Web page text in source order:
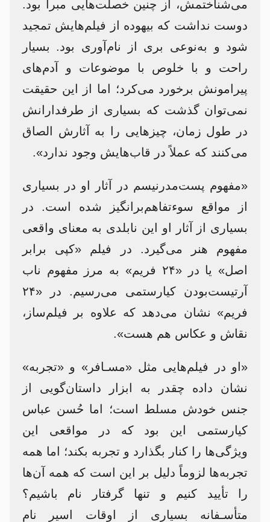
می‌شناختمش، از چنین خصلت‌هایی مبرا بود.
دوست نداشت که بیهوده از فیلم‌هایش تمجید
شود و به‌نوعی بری از نام‌آوری بود. بسیار
راحت و با خلوص با موضوعات و آدم‌های
پیرامونش برخورد می‌کرد؛ اما از این حقیقت
نمی‌توان گذشت که بسیاری از طرفدارانش
در طول زمان، چیزهایی را به آثارش الصاق
می‌کنند که عملاً در قاب‌هایش وجود ندارد».
«مفهوم پست‌مدرنیسم در آثار او در بسیاری
از مواقع سوءتفاهم‌برانگیز شده است. در
بسیاری از آثار او این نابلدی به معنای واقعی
مفهوم هنر می‌گیرد. در فیلم «کپی برابر
اصل» یا در «۲۴ فریم» به مرز مفهوم ناب
آرتیست‌بودن کیارستمی می‌رسیم. در «۲۴
فریم» نشان می‌دهد که علاوه بر فیلم‌ساز،
نقاش و عکاس هم هست».
«او در فیلم‌هایی مثل «مسـافر» و «تجربه»
نشان داده چقدر به ابزار داستان‌گویی از
جنس خودش مسلط است؛ اما حُسن عباس
کیارستمی این بود که در مواقعی این
ویژگی‌ها را کنار بگذارد و تجربه بکند؛ اما همه‌
تجربه‌ها لزوماً دلیل بر این است که همه‌ آن‌ها
را تأیید کنیم و تنها گرفتار نام باشیم؟
متأسـفانه بسیاری از اوقات اسیر نام